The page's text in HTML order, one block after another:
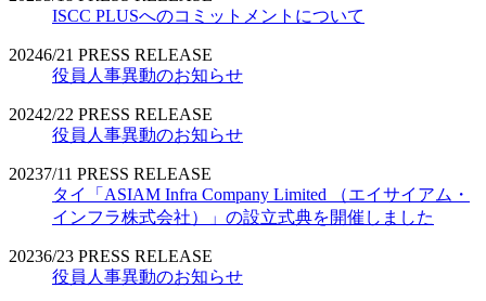
ISCC PLUSへのコミットメントについて
20246/21 PRESS RELEASE
役員人事異動のお知らせ
20242/22 PRESS RELEASE
役員人事異動のお知らせ
20237/11 PRESS RELEASE
タイ「ASIAM Infra Company Limited （エイサイアム・
インフラ株式会社）」の設立式典を開催しました
20236/23 PRESS RELEASE
役員人事異動のお知らせ